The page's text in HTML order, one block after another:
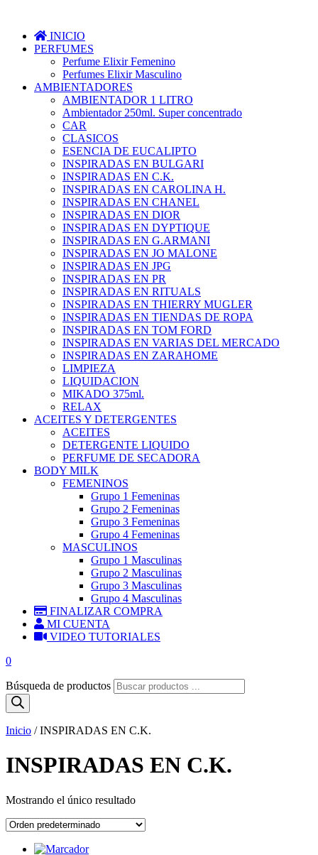
INICIO
PERFUMES
Perfume Elixir Femenino
Perfumes Elixir Masculino
AMBIENTADORES
AMBIENTADOR 1 LITRO
Ambientador 250ml. Super concentrado
CAR
CLASICOS
ESENCIA DE EUCALIPTO
INSPIRADAS EN BULGARI
INSPIRADAS EN C.K.
INSPIRADAS EN CAROLINA H.
INSPIRADAS EN CHANEL
INSPIRADAS EN DIOR
INSPIRADAS EN DYPTIQUE
INSPIRADAS EN G.ARMANI
INSPIRADAS EN JO MALONE
INSPIRADAS EN JPG
INSPIRADAS EN PR
INSPIRADAS EN RITUALS
INSPIRADAS EN THIERRY MUGLER
INSPIRADAS EN TIENDAS DE ROPA
INSPIRADAS EN TOM FORD
INSPIRADAS EN VARIAS DEL MERCADO
INSPIRADAS EN ZARAHOME
LIMPIEZA
LIQUIDACION
MIKADO 375ml.
RELAX
ACEITES Y DETERGENTES
ACEITES
DETERGENTE LIQUIDO
PERFUME DE SECADORA
BODY MILK
FEMENINOS
Grupo 1 Femeninas
Grupo 2 Femeninas
Grupo 3 Femeninas
Grupo 4 Femeninas
MASCULINOS
Grupo 1 Masculinas
Grupo 2 Masculinas
Grupo 3 Masculinas
Grupo 4 Masculinas
FINALIZAR COMPRA
MI CUENTA
VIDEO TUTORIALES
0
Búsqueda de productos
Inicio / INSPIRADAS EN C.K.
INSPIRADAS EN C.K.
Mostrando el único resultado